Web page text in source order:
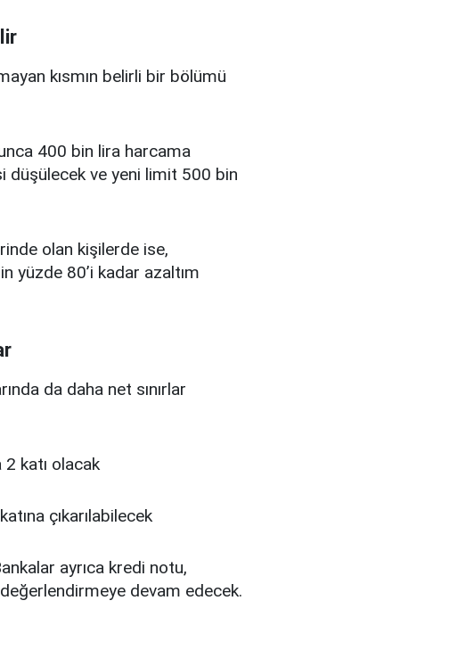
kısmın belirli bir bölümü
400 bin lira harcama
düşülecek ve yeni limit 500 bin
olan kişilerde ise,
yüzde 80’i kadar azaltım
da daha net sınırlar
katı olacak
çıkarılabilecek
ayrıca kredi notu,
devam edecek.